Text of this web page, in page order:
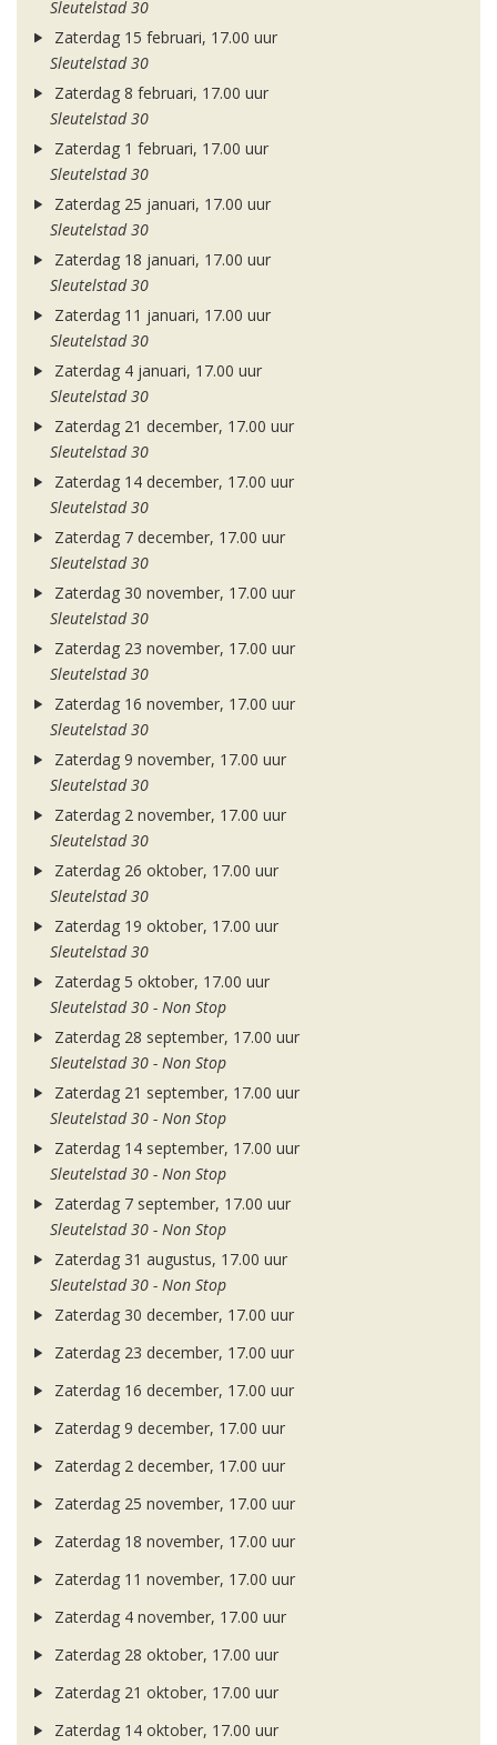
Sleutelstad 30
Zaterdag 15 februari, 17.00 uur
Sleutelstad 30
Zaterdag 8 februari, 17.00 uur
Sleutelstad 30
Zaterdag 1 februari, 17.00 uur
Sleutelstad 30
Zaterdag 25 januari, 17.00 uur
Sleutelstad 30
Zaterdag 18 januari, 17.00 uur
Sleutelstad 30
Zaterdag 11 januari, 17.00 uur
Sleutelstad 30
Zaterdag 4 januari, 17.00 uur
Sleutelstad 30
Zaterdag 21 december, 17.00 uur
Sleutelstad 30
Zaterdag 14 december, 17.00 uur
Sleutelstad 30
Zaterdag 7 december, 17.00 uur
Sleutelstad 30
Zaterdag 30 november, 17.00 uur
Sleutelstad 30
Zaterdag 23 november, 17.00 uur
Sleutelstad 30
Zaterdag 16 november, 17.00 uur
Sleutelstad 30
Zaterdag 9 november, 17.00 uur
Sleutelstad 30
Zaterdag 2 november, 17.00 uur
Sleutelstad 30
Zaterdag 26 oktober, 17.00 uur
Sleutelstad 30
Zaterdag 19 oktober, 17.00 uur
Sleutelstad 30
Zaterdag 5 oktober, 17.00 uur
Sleutelstad 30 - Non Stop
Zaterdag 28 september, 17.00 uur
Sleutelstad 30 - Non Stop
Zaterdag 21 september, 17.00 uur
Sleutelstad 30 - Non Stop
Zaterdag 14 september, 17.00 uur
Sleutelstad 30 - Non Stop
Zaterdag 7 september, 17.00 uur
Sleutelstad 30 - Non Stop
Zaterdag 31 augustus, 17.00 uur
Sleutelstad 30 - Non Stop
Zaterdag 30 december, 17.00 uur
Zaterdag 23 december, 17.00 uur
Zaterdag 16 december, 17.00 uur
Zaterdag 9 december, 17.00 uur
Zaterdag 2 december, 17.00 uur
Zaterdag 25 november, 17.00 uur
Zaterdag 18 november, 17.00 uur
Zaterdag 11 november, 17.00 uur
Zaterdag 4 november, 17.00 uur
Zaterdag 28 oktober, 17.00 uur
Zaterdag 21 oktober, 17.00 uur
Zaterdag 14 oktober, 17.00 uur